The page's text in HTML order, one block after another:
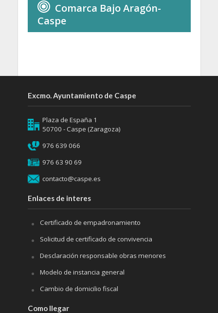
Comarca Bajo Aragón-
Caspe
Excmo. Ayuntamiento de Caspe
Plaza de España 1
50700 - Caspe (Zaragoza)
976 639 066
976 63 90 69
contacto@caspe.es
Enlaces de interes
Certificado de empadronamiento
Solicitud de certificado de convivencia
Desclaración responsable obras menores
Modelo de instancia general
Cambio de domicilio fiscal
Como llegar